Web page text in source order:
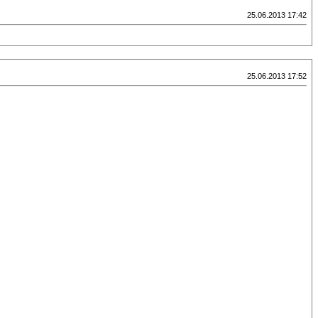
25.06.2013 17:42
25.06.2013 17:52